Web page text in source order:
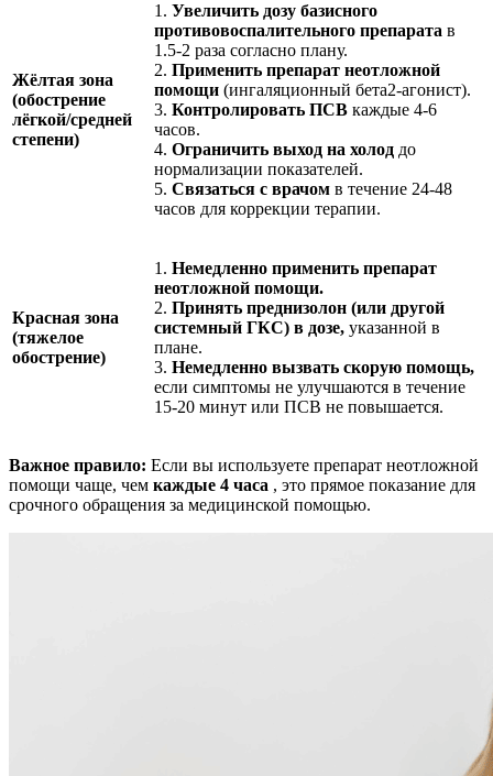
Жёлтая зона
(обострение
лёгкой/средней
степени)
1. Увеличить дозу базисного
противовоспалительного препарата в
1.5-2 раза согласно плану.
2. Применить препарат неотложной
помощи (ингаляционный бета2-агонист).
3. Контролировать ПСВ каждые 4-6
часов.
4. Ограничить выход на холод до
нормализации показателей.
5. Связаться с врачом в течение 24-48
часов для коррекции терапии.
Красная зона
(тяжелое
обострение)
1. Немедленно применить препарат
неотложной помощи.
2. Принять преднизолон (или другой
системный ГКС) в дозе, указанной в
плане.
3. Немедленно вызвать скорую помощь,
если симптомы не улучшаются в течение
15-20 минут или ПСВ не повышается.
Важное правило: Если вы используете препарат неотложной
помощи чаще, чем каждые 4 часа , это прямое показание для
срочного обращения за медицинской помощью.